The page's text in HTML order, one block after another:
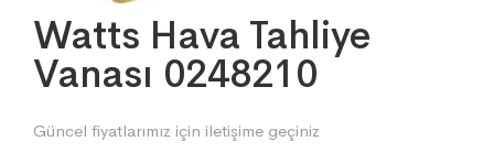
Watts Hava Tahliye
Vanası 0248210
Güncel fiyatlarımız için iletişime geçiniz